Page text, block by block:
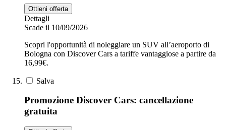
Ottieni offerta
Dettagli
Scade il 10/09/2026
Scopri l'opportunità di noleggiare un SUV all’aeroporto di
Bologna con Discover Cars a tariffe vantaggiose a partire da
16,99€.
Salva
Promozione Discover Cars: cancellazione
gratuita